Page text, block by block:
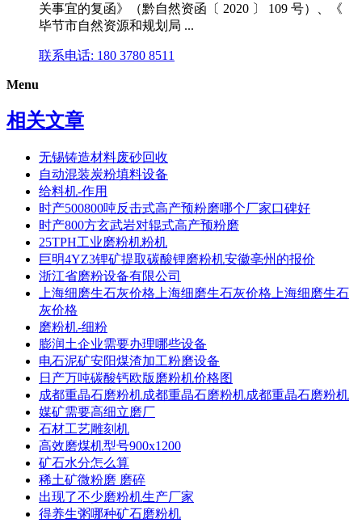
关事宜的复函》（黔自然资函〔 2020 〕 109 号）、《
毕节市自然资源和规划局 ...
联系电话: 180 3780 8511
Menu
相关文章
无锡铸造材料废砂回收
自动混装炭粉填料设备
给料机-作用
时产500800吨反击式高产预粉磨哪个厂家口碑好
时产800方玄武岩对辊式高产预粉磨
25TPH工业磨粉机粉机
巨明4YZ3锂矿提取碳酸锂磨粉机安徽亳州的报价
浙江省磨粉设备有限公司
上海细磨生石灰价格上海细磨生石灰价格上海细磨生石
灰价格
磨粉机-细粉
膨润土企业需要办理哪些设备
电石泥矿安阳煤渣加工粉磨设备
日产万吨碳酸钙欧版磨粉机价格图
成都重晶石磨粉机成都重晶石磨粉机成都重晶石磨粉机
媒矿需要高细立磨厂
石材工艺雕刻机
高效磨煤机型号900x1200
矿石水分怎么算
稀土矿微粉磨 磨碎
出现了不少磨粉机生产厂家
得养生粥哪种矿石磨粉机